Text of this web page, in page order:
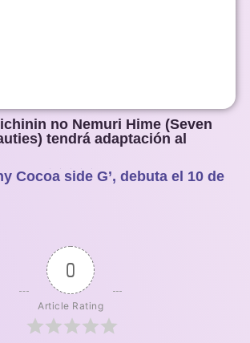
no Nemuri Hime (Seven
tendrá adaptación al
Cocoa side G’, debuta el 10 de
0
Article Rating